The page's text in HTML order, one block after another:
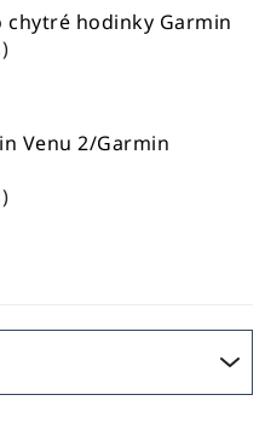
chytré hodinky Garmin
Venu 2/Garmin